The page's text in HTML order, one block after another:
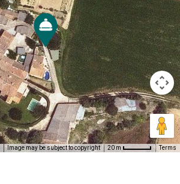
Image may be subject to copyright 20 m Terms